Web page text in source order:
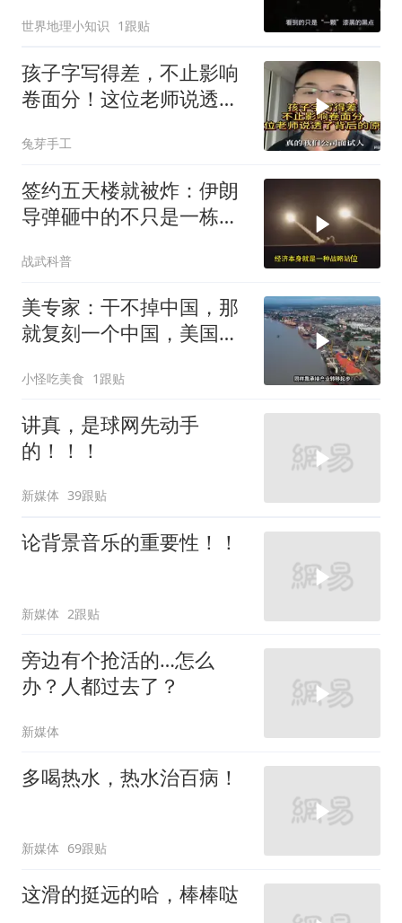
世界地理小知识 1跟贴
孩子字写得差，不止影响
卷面分！这位老师说透了
兔芽手工
签约五天楼就被炸：伊朗
导弹砸中的不只是一栋
牌
战武科普
美专家：干不掉中国，那
就复刻一个中国，美国看
小怪吃美食 1跟贴
讲真，是球网先动手
的！！！
新媒体 39跟贴
论背景音乐的重要性！！
新媒体 2跟贴
旁边有个抢活的…怎么
办？人都过去了？
新媒体
多喝热水，热水治百病！
新媒体 69跟贴
这滑的挺远的哈，棒棒哒